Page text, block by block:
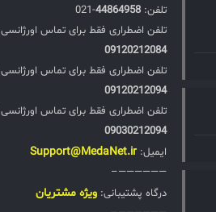
تلفن:‌ 44864958
-021
تلفن اضطراری فقط برای تماس اورژانسی
09120212084
تلفن اضطراری فقط برای تماس اورژانسی
09120212094
تلفن اضطراری فقط برای تماس اورژانسی
09030212094
ایمیل: Support@MedaNet.ir
——————–
درگاه پشتیبانی: ويژه مشتریان